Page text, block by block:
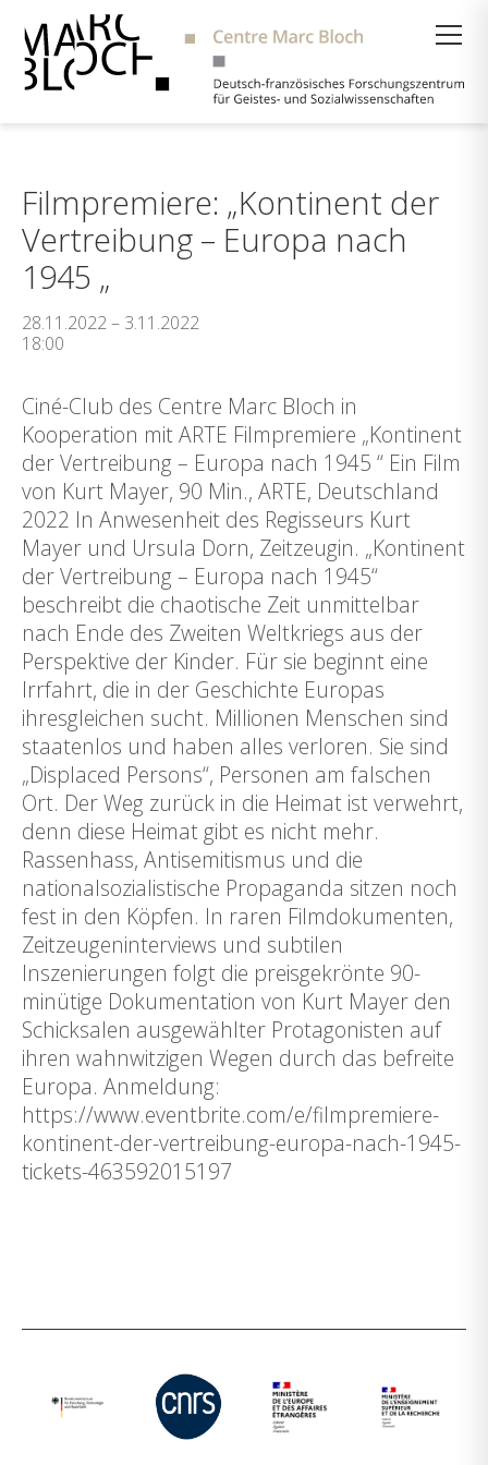
Filmpremiere: „Kontinent der
Vertreibung – Europa nach
1945 „
28.11.2022 – 3.11.2022
18:00
Ciné-Club des Centre Marc Bloch in
Kooperation mit ARTE Filmpremiere „Kontinent
der Vertreibung – Europa nach 1945 “ Ein Film
von Kurt Mayer, 90 Min., ARTE, Deutschland
2022 In Anwesenheit des Regisseurs Kurt
Mayer und Ursula Dorn, Zeitzeugin. „Kontinent
der Vertreibung – Europa nach 1945“
beschreibt die chaotische Zeit unmittelbar
nach Ende des Zweiten Weltkriegs aus der
Perspektive der Kinder. Für sie beginnt eine
Irrfahrt, die in der Geschichte Europas
ihresgleichen sucht. Millionen Menschen sind
staatenlos und haben alles verloren. Sie sind
„Displaced Persons“, Personen am falschen
Ort. Der Weg zurück in die Heimat ist verwehrt,
denn diese Heimat gibt es nicht mehr.
Rassenhass, Antisemitismus und die
nationalsozialistische Propaganda sitzen noch
fest in den Köpfen. In raren Filmdokumenten,
Zeitzeugeninterviews und subtilen
Inszenierungen folgt die preisgekrönte 90-
minütige Dokumentation von Kurt Mayer den
Schicksalen ausgewählter Protagonisten auf
ihren wahnwitzigen Wegen durch das befreite
Europa. Anmeldung:
https://www.eventbrite.com/e/filmpremiere-
kontinent-der-vertreibung-europa-nach-1945-
tickets-463592015197